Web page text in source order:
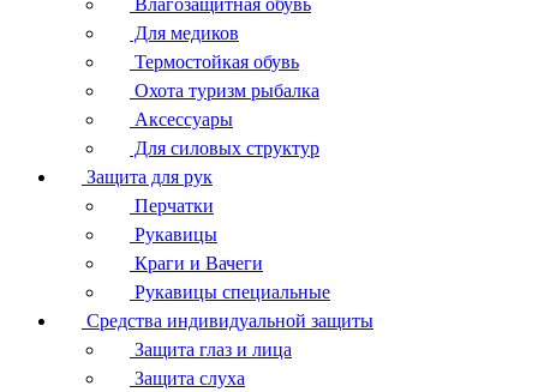
Влагозащитная обувь
Для медиков
Термостойкая обувь
Охота туризм рыбалка
Аксессуары
Для силовых структур
Защита для рук
Перчатки
Рукавицы
Краги и Вачеги
Рукавицы специальные
Средства индивидуальной защиты
Защита глаз и лица
Защита слуха